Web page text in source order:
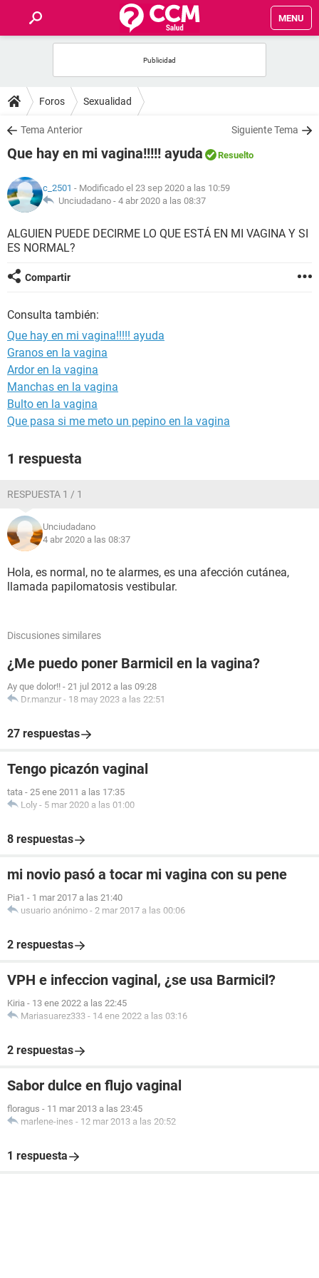
MENU
FOROS
SALUD
FAMILIA
NUTRICIÓN
BIENESTAR
SEXUALIDAD
GLOSARIO
Foros Sexualidad
Tema Anterior Siguiente Tema
Que hay en mi vagina!!!!! ayuda Resuelto
c_2501 - Modificado el 23 sep 2020 a las 10:59
Unciudadano - 4 abr 2020 a las 08:37
ALGUIEN PUEDE DECIRME LO QUE ESTÁ EN MI VAGINA Y SI
ES NORMAL?
Compartir
Consulta también:
Que hay en mi vagina!!!!! ayuda
Granos en la vagina
Ardor en la vagina
Manchas en la vagina
Bulto en la vagina
Que pasa si me meto un pepino en la vagina
1 respuesta
RESPUESTA 1 / 1
Unciudadano
4 abr 2020 a las 08:37
Hola, es normal, no te alarmes, es una afección cutánea,
llamada papilomatosis vestibular.
Discusiones similares
¿Me puedo poner Barmicil en la vagina?
Ay que dolor!! - 21 jul 2012 a las 09:28
Dr.manzur - 18 may 2023 a las 22:51
27 respuestas
Tengo picazón vaginal
tata - 25 ene 2011 a las 17:35
Loly - 5 mar 2020 a las 01:00
8 respuestas
mi novio pasó a tocar mi vagina con su pene
Pia1 - 1 mar 2017 a las 21:40
usuario anónimo - 2 mar 2017 a las 00:06
2 respuestas
VPH e infeccion vaginal, ¿se usa Barmicil?
Kiria - 13 ene 2022 a las 22:45
Mariasuarez333 - 14 ene 2022 a las 03:16
2 respuestas
Sabor dulce en flujo vaginal
floragus - 11 mar 2013 a las 23:45
marlene-ines - 12 mar 2013 a las 20:52
1 respuesta